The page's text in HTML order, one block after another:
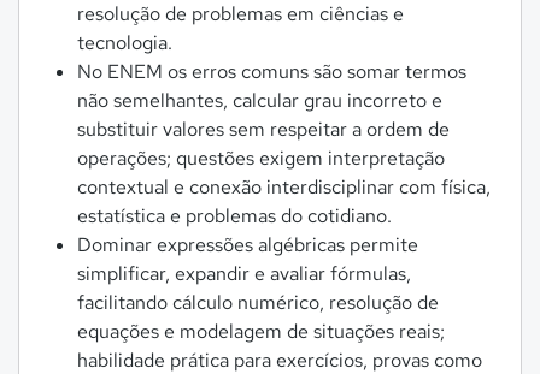
resolução de problemas em ciências e
tecnologia.
No ENEM os erros comuns são somar termos
não semelhantes, calcular grau incorreto e
substituir valores sem respeitar a ordem de
operações; questões exigem interpretação
contextual e conexão interdisciplinar com física,
estatística e problemas do cotidiano.
Dominar expressões algébricas permite
simplificar, expandir e avaliar fórmulas,
facilitando cálculo numérico, resolução de
equações e modelagem de situações reais;
habilidade prática para exercícios, provas como